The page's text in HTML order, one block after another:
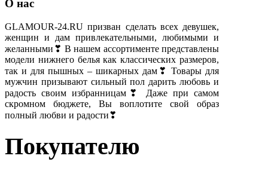
О нас
GLAMOUR-24.RU призван сделать всех девушек,
женщин и дам привлекательными, любимыми и
желанными❣ В нашем ассортименте представлены
модели нижнего белья как классических размеров,
так и для пышных – шикарных дам❣ Товары для
мужчин призывают сильный пол дарить любовь и
радость своим избранницам❣ Даже при самом
скромном бюджете, Вы воплотите свой образ
полный любви и радости❣
Покупателю